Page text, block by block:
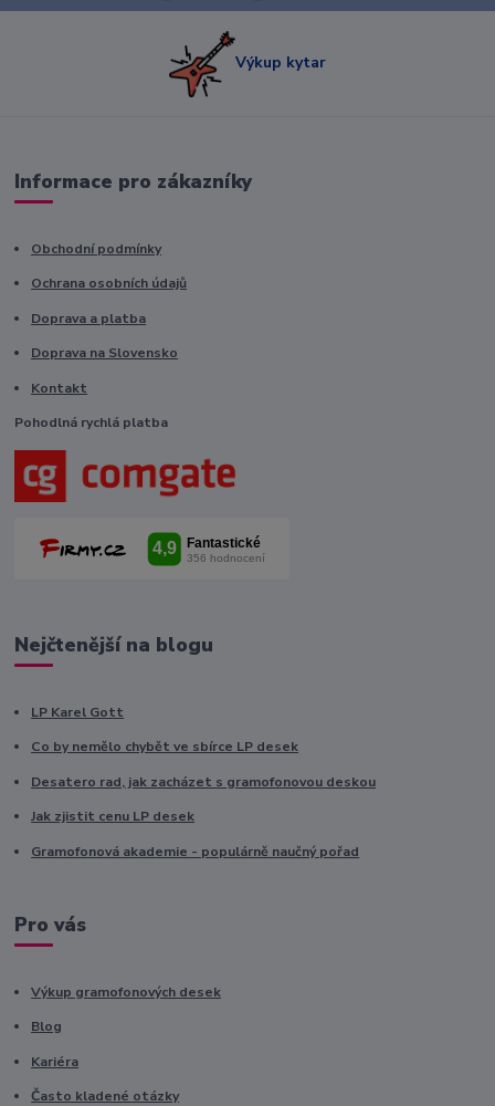
Výkup kytar
Informace pro zákazníky
Obchodní podmínky
Ochrana osobních údajů
Doprava a platba
Doprava na Slovensko
Kontakt
Pohodlná rychlá platba
Nejčtenější na blogu
LP Karel Gott
Co by nemělo chybět ve sbírce LP desek
Desatero rad, jak zacházet s gramofonovou deskou
Jak zjistit cenu LP desek
Gramofonová akademie - populárně naučný pořad
Pro vás
Výkup gramofonových desek
Blog
Kariéra
Často kladené otázky